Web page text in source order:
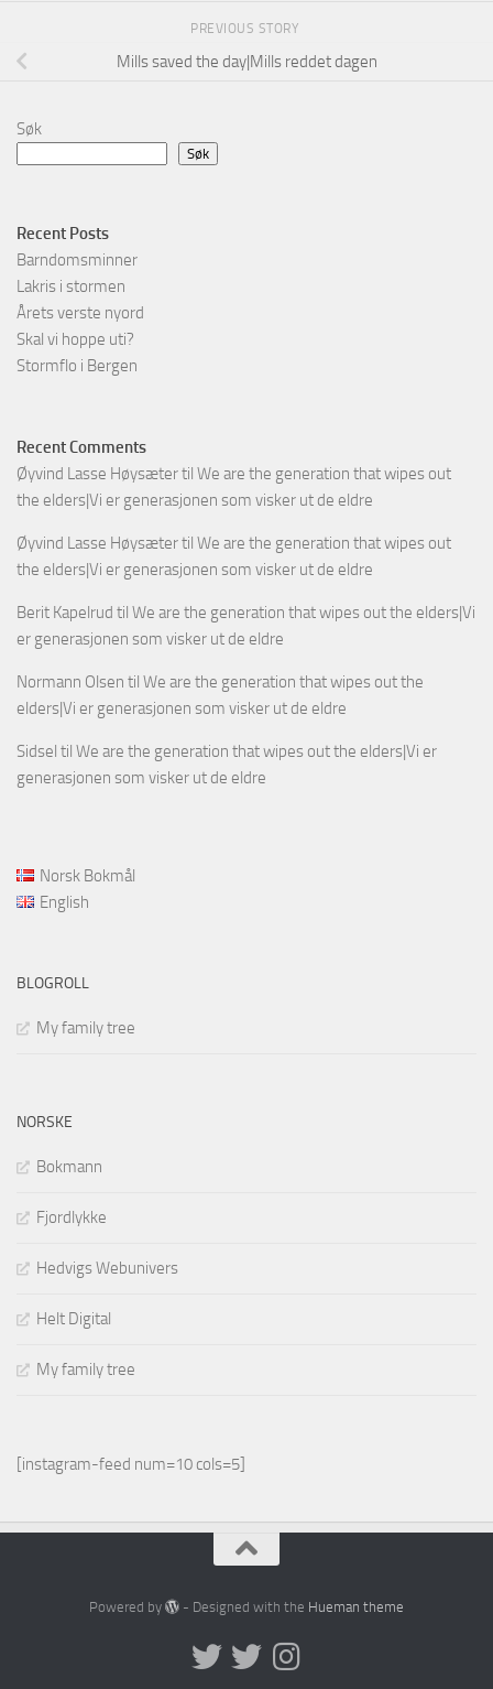
PREVIOUS STORY
Mills saved the day|Mills reddet dagen
Søk
Søk
Recent Posts
Barndomsminner
Lakris i stormen
Årets verste nyord
Skal vi hoppe uti?
Stormflo i Bergen
Recent Comments
Øyvind Lasse Høysætertil We are the generation that wipes out
the elders|Vi er generasjonen som visker ut de eldre
Øyvind Lasse Høysætertil We are the generation that wipes out
the elders|Vi er generasjonen som visker ut de eldre
Berit Kapelrud til We are the generation that wipes out the elders|Vi
er generasjonen som visker ut de eldre
Normann Olsen til We are the generation that wipes out the
elders|Vi er generasjonen som visker ut de eldre
Sidsel til We are the generation that wipes out the elders|Vi er
generasjonen som visker ut de eldre
Norsk Bokmål
English
BLOGROLL
My family tree
NORSKE
Bokmann
Fjordlykke
Hedvigs Webunivers
Helt Digital
My family tree
[instagram-feed num=10 cols=5]
Powered by - Designed with the Hueman theme